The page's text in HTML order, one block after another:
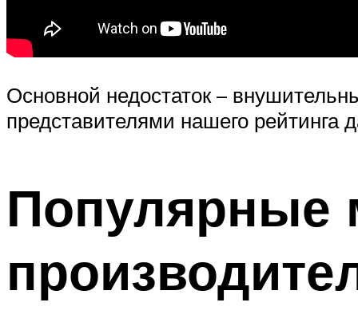
Основной недостаток –
представителями нашего рейтинга
Популярные